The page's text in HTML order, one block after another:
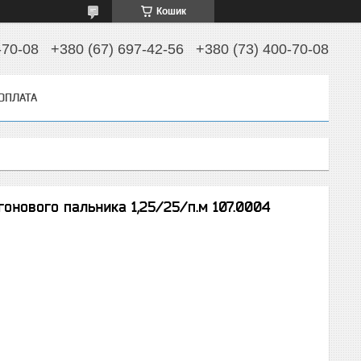
Кошик
08 +380 (67) 697-42-56 +380 (73) 400-70-08
пальника 1,25/25/п.м 107.0004